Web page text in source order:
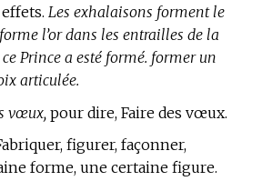
Les exhalaisons forment le
l’or dans les entrailles de la
Prince a esté formé. former un
articulée.
vœux, pour dire, Faire des vœux.
figurer, façonner,
forme, une certaine figure.